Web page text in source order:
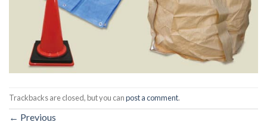
Trackbacks are closed, but you canpost a comment.
← Previous